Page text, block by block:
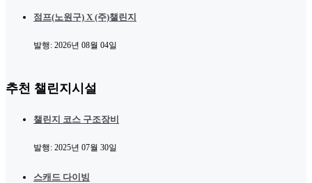
점프(노원구) X (주)챌린지
발행: 2026년 08월 04일
추천 챌린지시설
챌린지 코스 구조장비
발행: 2025년 07월 30일
스캐드 다이빙